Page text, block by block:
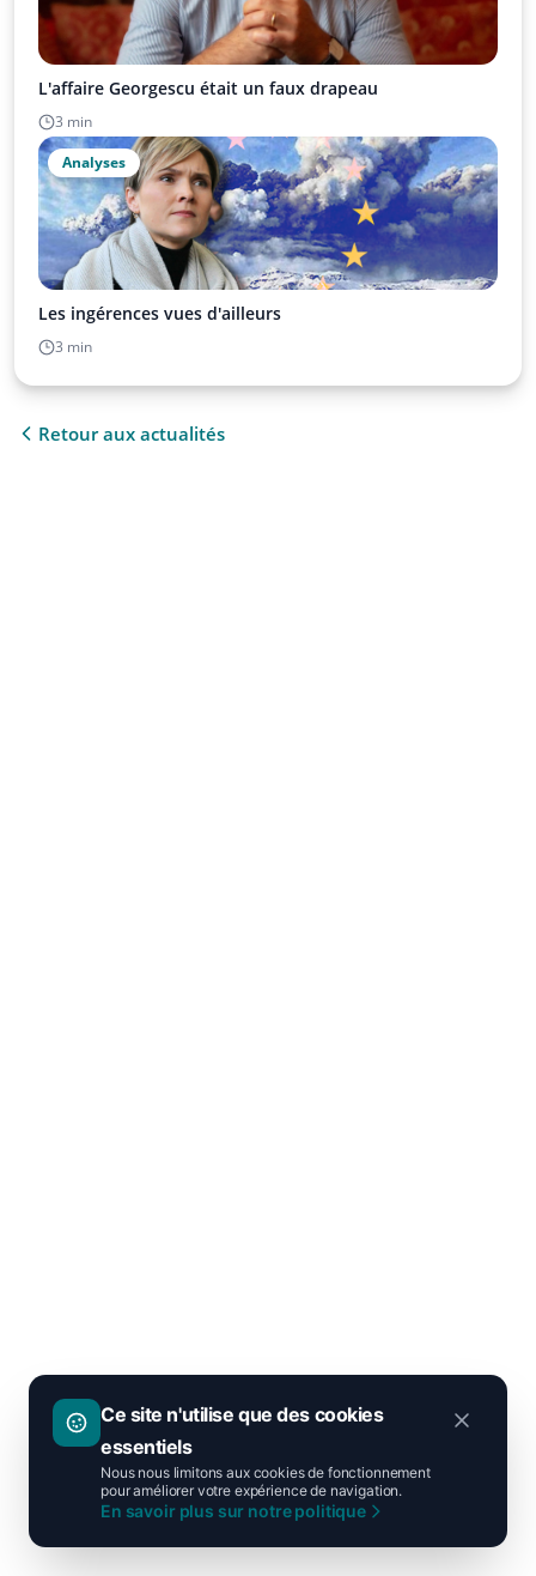
L'affaire Georgescu était un faux drapeau
3 min
Analyses
Les ingérences vues d'ailleurs
3 min
Retour aux actualités
Ce site n'utilise que des cookies
essentiels
Nous nous limitons aux cookies de fonctionnement
pour améliorer votre expérience de navigation.
En savoir plus sur notre politique